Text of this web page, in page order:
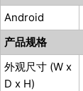
Android
产品规格
外观尺寸 (W x
D x H)